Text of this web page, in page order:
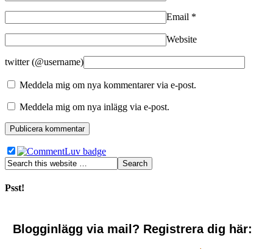
Email *
Website
twitter (@username)
Meddela mig om nya kommentarer via e-post.
Meddela mig om nya inlägg via e-post.
Psst!
Blogginlägg via mail? Registrera dig här: